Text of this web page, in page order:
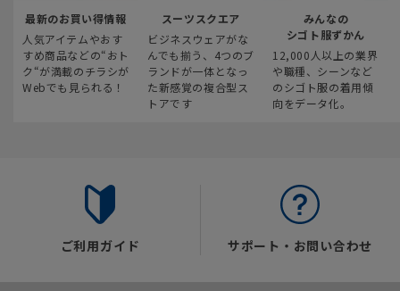
最新のお買い得情報
人気アイテムやおす
すめ商品などの“おト
ク“が満載のチラシが
Webでも見られる！
スーツスクエア
ビジネスウェアがな
んでも揃う、4つのブ
ランドが一体となっ
た新感覚の複合型ス
トアです
みんなの
シゴト服ずかん
12,000人以上の業界
や職種、シーンなど
のシゴト服の着用傾
向をデータ化。
ご利用ガイド サポート・お問い合わせ